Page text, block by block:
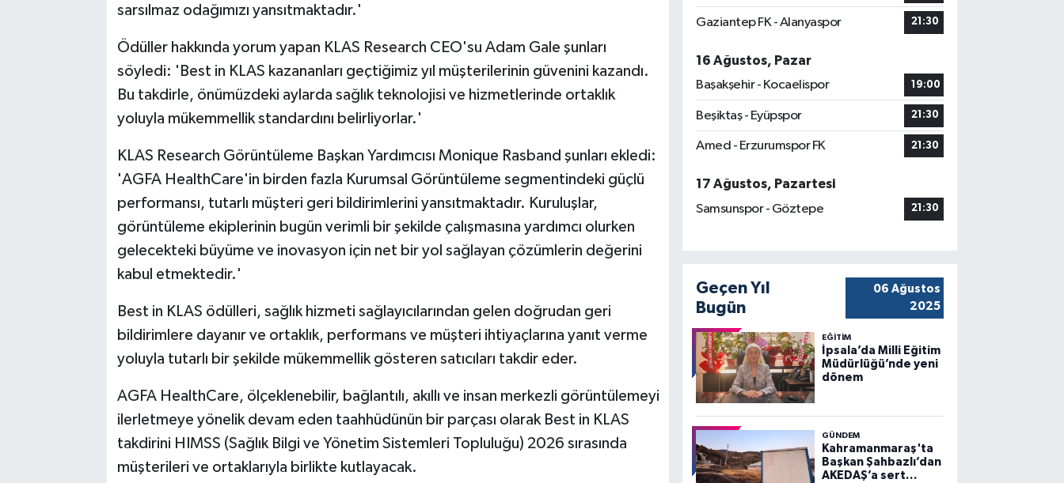
sarsılmaz odağımızı yansıtmaktadır.'
Ödüller hakkında yorum yapan KLAS Research CEO'su Adam Gale şunları
söyledi: 'Best in KLAS kazananları geçtiğimiz yıl müşterilerinin güvenini kazandı.
Bu takdirle, önümüzdeki aylarda sağlık teknolojisi ve hizmetlerinde ortaklık
yoluyla mükemmellik standardını belirliyorlar.'
KLAS Research Görüntüleme Başkan Yardımcısı Monique Rasband şunları ekledi:
'AGFA HealthCare'in birden fazla Kurumsal Görüntüleme segmentindeki güçlü
performansı, tutarlı müşteri geri bildirimlerini yansıtmaktadır. Kuruluşlar,
görüntüleme ekiplerinin bugün verimli bir şekilde çalışmasına yardımcı olurken
gelecekteki büyüme ve inovasyon için net bir yol sağlayan çözümlerin değerini
kabul etmektedir.'
Best in KLAS ödülleri, sağlık hizmeti sağlayıcılarından gelen doğrudan geri
bildirimlere dayanır ve ortaklık, performans ve müşteri ihtiyaçlarına yanıt verme
yoluyla tutarlı bir şekilde mükemmellik gösteren satıcıları takdir eder.
AGFA HealthCare, ölçeklenebilir, bağlantılı, akıllı ve insan merkezli görüntülemeyi
ilerletmeye yönelik devam eden taahhüdünün bir parçası olarak Best in KLAS
takdirini HIMSS (Sağlık Bilgi ve Yönetim Sistemleri Topluluğu) 2026 sırasında
müşterileri ve ortaklarıyla birlikte kutlayacak.
Gaziantep FK - Alanyaspor 21:30
16 Ağustos, Pazar
Başakşehir - Kocaelispor
19:00
Beşiktaş - Eyüpspor 21:30
Amed - Erzurumspor FK 21:30
17 Ağustos, Pazartesi
Samsunspor - Göztepe
21:30
Geçen Yıl
Bugün
06 Ağustos
2025
EĞİTİM
İpsala’da Milli Eğitim
Müdürlüğü’nde yeni
dönem
GÜNDEM
Kahramanmaraş'ta
Başkan Şahbazlı’dan
AKEDAŞ’a sert